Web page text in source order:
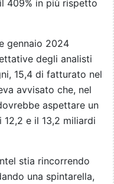
409% in più rispetto
gennaio 2024
degli analisti
15,4 di fatturato nel
avvisato che, nel
aspettare un
e il 13,2 miliardi
stia rincorrendo
una spintarella,